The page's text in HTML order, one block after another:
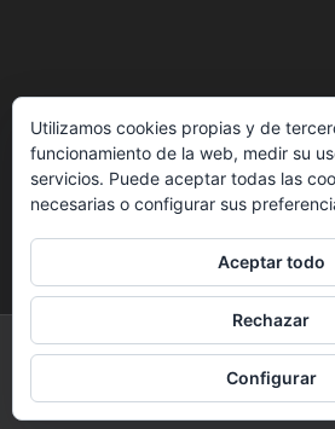
Aviso legal
Política de privacidad
Política de cookies
© Copyright - Pilarrico. - Desarrollado por
Contactar
Utilizamos cookies propias y de
funcionamiento de la web, medir su
servicios. Puede aceptar todas las
necesarias o configurar sus
Aceptar todo
Rechazar
Configurar